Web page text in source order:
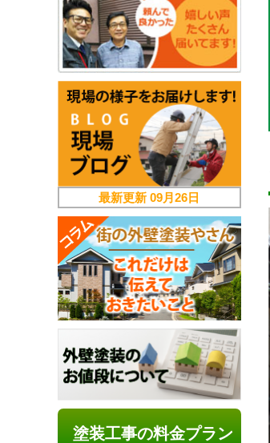
最新更新09月26日
塗装工事の料金プラン